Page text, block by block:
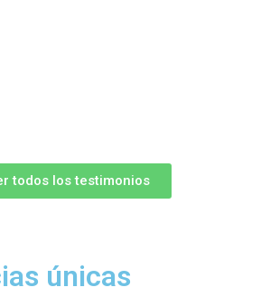
todos los testimonios
únicas